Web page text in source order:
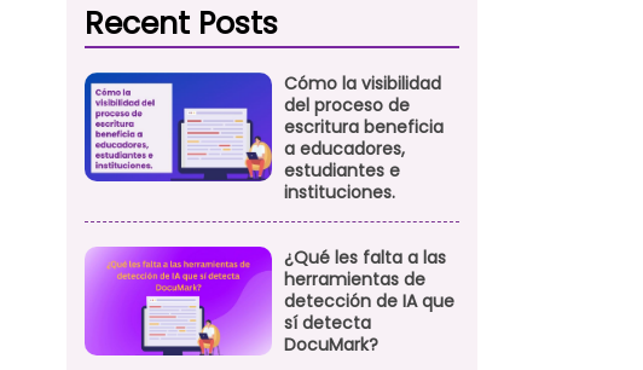
Recent Posts
Cómo la visibilidad
del proceso de
escritura beneficia
a educadores,
estudiantes e
instituciones.
¿Qué les falta a las
herramientas de
detección de IA que
sí detecta
DocuMark?